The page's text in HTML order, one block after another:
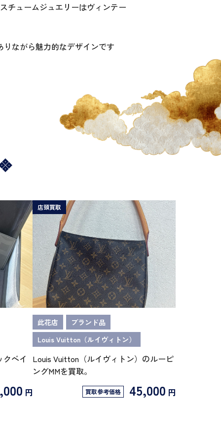
チュームジュエリーはヴィンテー
ながら魅力的なデザインです
ベイ
円
店頭買取
此花店
ブランド品
Louis Vuitton（ルイヴィトン）
Louis Vuitton（ルイヴィトン）のルーピ
ングMMを買取。
買取参考価格 45,000 円